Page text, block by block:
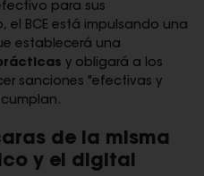
para sus
el BCE está impulsando una
establecerá una
y obligará a los
sanciones "efectivas y
de la misma
y el digital